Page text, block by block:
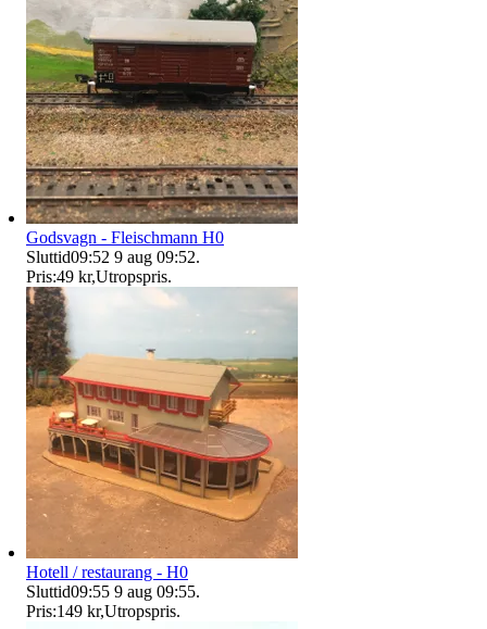
Godsvagn - Fleischmann H0
Sluttid09:52 9 aug 09:52.
Pris:49 kr,Utropspris.
Hotell / restaurang - H0
Sluttid09:55 9 aug 09:55.
Pris:149 kr,Utropspris.